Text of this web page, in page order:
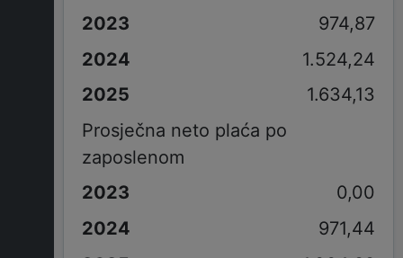
974,87
1.524,24
1.634,13
Prosječna neto plaća po
zaposlenom
0,00
971,44